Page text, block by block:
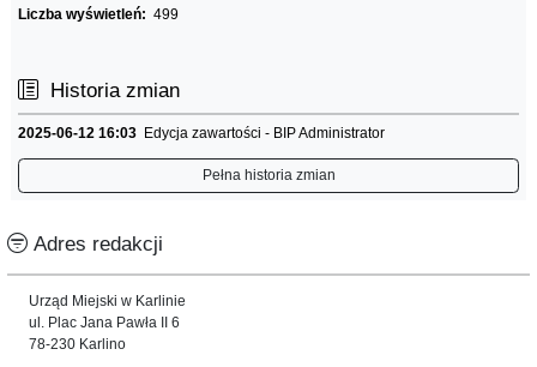
Liczba wyświetleń: 499
Historia zmian
2025-06-12 16:03 Edycja zawartości - BIP Administrator
Pełna historia zmian
Adres redakcji
Urząd Miejski w Karlinie
ul. Plac Jana Pawła II 6
78-230 Karlino